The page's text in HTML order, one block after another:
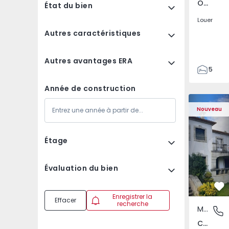
État du bien
Autres caractéristiques
Autres avantages ERA
Année de construction
Étage
Évaluation du bien
Effacer
Enregistrer la
recherche
Olivais, Lisboa
Louer
5
187
187
3
Nouveau
Maison T7 Carregal
Maison
Maison
Currelos, Papízios e Sobral, Viseu